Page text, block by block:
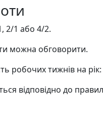
2/1 або 4/2.
можна обговорити.
робочих тижнів на
відповідно до